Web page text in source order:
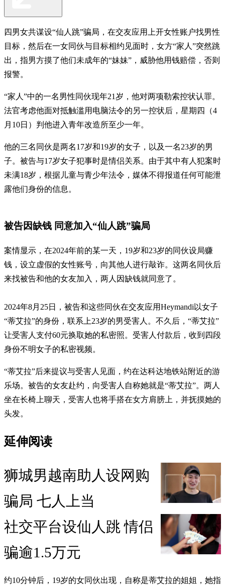
四男女共谋设“仙人跳”骗局，在交友应用上开女性账户找男性
目标，然后在一女同伙与目标相约见面时，女方“家人”突然跳
出，指男方摸了他们未成年的“妹妹”，威胁他用钱赔偿，否则
报警。
“家人”中的一名男性同伙现年21岁，他对两项勒索控状认罪。
法官考虑他面对抵触滥用电脑法令的另一控状后，星期四（4
月10日）判他进入青年改造所至少一年。
他的三名同伙是两名17岁和19岁的女子，以及一名23岁的男
子。被告与17岁女子犯事时是情侣关系。由于其中有人犯案时
未满18岁，根据儿童与青少年法令，媒体不得报道任何可能泄
露他们身份的信息。
被告因缺钱 同意加入“仙人跳”骗局
案情显示，在2024年前的某一天，19岁和23岁的同伙设局赚
钱，设立虚假的女性账号，向其他人进行敲诈。这两名同伙后
来找被告和他的女友加入，两人因缺钱就同意了。
2024年8月25日，被告和这些同伙在交友应用Heymandi以女子
“蒂艾拉”的身份，联系上23岁的男受害人。不久后，“蒂艾拉”
让受害人支付60元换取她的私密照。受害人付款后，收到四段
身份不明女子的私密视频。
“蒂艾拉”后来提议与受害人见面，约在达科达地铁站附近的游
乐场。被告的女友赴约，向受害人自称她就是“蒂艾拉”。两人
坐在长椅上聊天，受害人也将手搭在女方肩膀上，并抚摸她的
头发。
延伸阅读
狮城男越南助人设网购
骗局 七人上当
社交平台设仙人跳 情侣
骗逾1.5万元
约10分钟后，19岁的女同伙出现，自称是蒂艾拉的姐姐，她指